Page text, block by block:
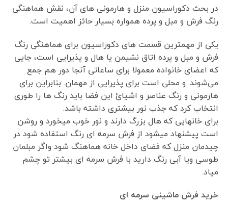
در بحث دکوراسیون منزل و هارمونی های آن، نقش هماهنگی
رنگ فرش و مبل و پرده همواره بسیار حائز اهمیت است.
یکی از مهمترین قسمت های دکوراسیون برای هماهنگی رنگ
فرش و مبل و پرده اتاق نشیمن یا هال و پذیرایی است، جایی
که اعضای خانواده معمولا برای ساعاتی آنجا دور هم جمع
می‌شوند. و محلی است برای پذیرایی از مهمان. بنابراین برای
هارمونی و رنگ عناصر و اشیائ این فضا باید رنگ ها را طوری
انتخاب کرد که جذب نور بیشتری داشته باشد.
برای خانهایی که هال بزرگ دارند و نور خوب میخورد و روشن
است پیشنهاد میشود از فرش سرمه ای رنگ استفاده شود در
چیدمان منزل که فضای داخل خانه هماهنگ شود واگر مبلمان
طوسی ویا آبی رنگ دارید با فرش سرمه ای بیشتر تو چشم
میاد.
خرید فرش ماشینی سرمه ای